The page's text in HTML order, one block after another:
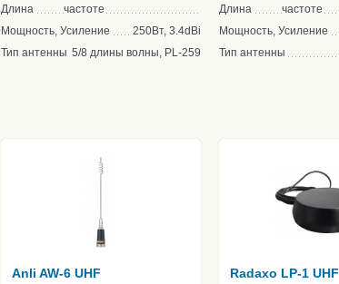
Длина
частоте
Мощность, Усиление
250Вт, 3.4dBi
Тип антенны 5/8 длины волны, PL-259
Длина
частоте
Мощность, Усиление
Тип антенны
Anli AW-6 UHF Radaxo LP-1 UHF